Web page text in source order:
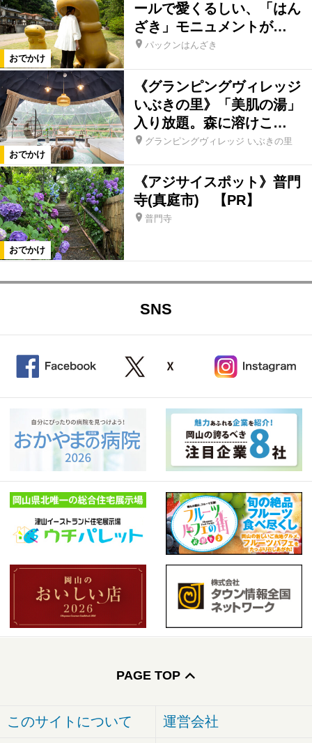
おでかけ
ールで愛くるしい、「はん
ざき」モニュメントが…
パックンはんざき
おでかけ
《グランピングヴィレッジ
いぶきの里》「美肌の湯」
入り放題。森に溶けこ…
グランピングヴィレッジ いぶきの里
おでかけ
《アジサイスポット》普門
寺(真庭市) 【PR】
普門寺
SNS
PAGE TOP
このサイトについて 運営会社